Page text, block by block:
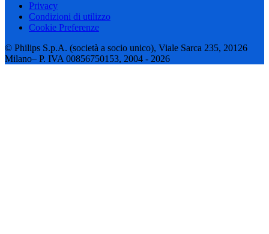
Privacy
Condizioni di utilizzo
Cookie Preferenze
© Philips S.p.A. (società a socio unico), Viale Sarca 235, 20126
Milano– P. IVA 00856750153, 2004 - 2026